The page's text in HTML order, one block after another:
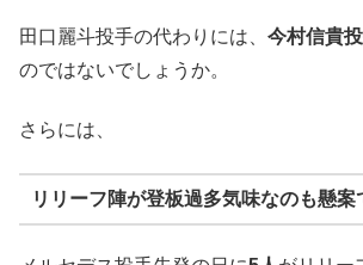
田口麗斗投手の代わりには、 今村信貴
のではないでしょうか。
さらには、
リリーフ陣が登板過多気味なのも懸案